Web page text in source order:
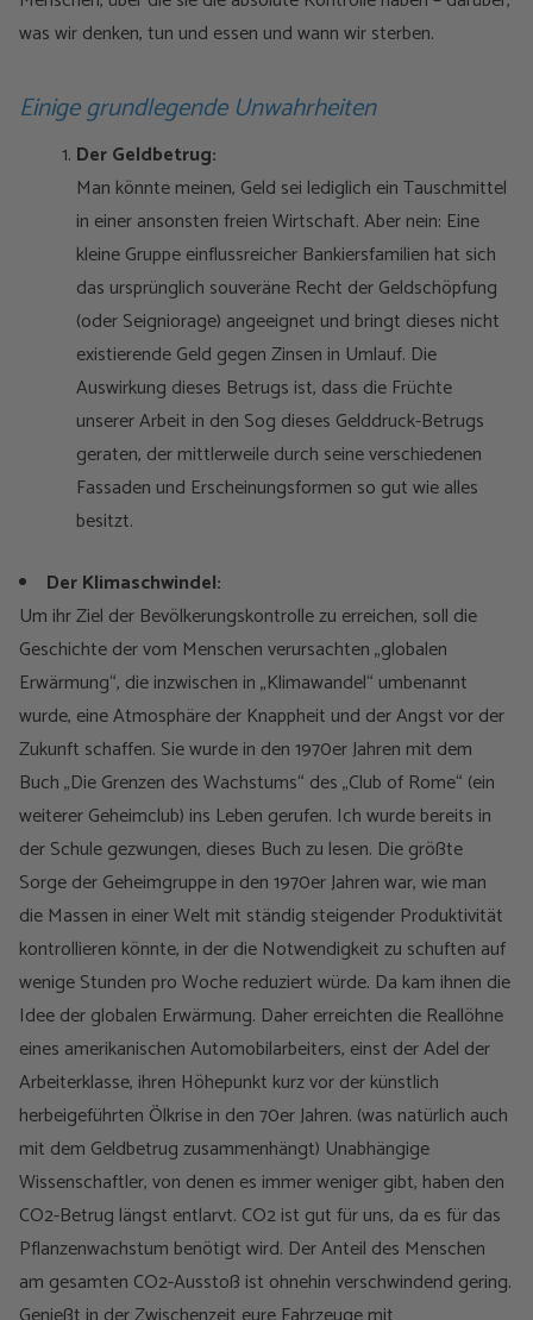
was wir denken, tun und essen und wann wir sterben.
Einige grundlegende Unwahrheiten
Der Geldbetrug:
Man könnte meinen, Geld sei lediglich ein Tauschmittel
in einer ansonsten freien Wirtschaft. Aber nein: Eine
kleine Gruppe einflussreicher Bankiersfamilien hat sich
das ursprünglich souveräne Recht der Geldschöpfung
(oder Seigniorage) angeeignet und bringt dieses nicht
existierende Geld gegen Zinsen in Umlauf. Die
Auswirkung dieses Betrugs ist, dass die Früchte
unserer Arbeit in den Sog dieses Gelddruck-Betrugs
geraten, der mittlerweile durch seine verschiedenen
Fassaden und Erscheinungsformen so gut wie alles
besitzt.
Der Klimaschwindel:
Um ihr Ziel der Bevölkerungskontrolle zu erreichen, soll die
Geschichte der vom Menschen verursachten „globalen
Erwärmung“, die inzwischen in „Klimawandel“ umbenannt
wurde, eine Atmosphäre der Knappheit und der Angst vor der
Zukunft schaffen. Sie wurde in den 1970er Jahren mit dem
Buch „Die Grenzen des Wachstums“ des „Club of Rome“ (ein
weiterer Geheimclub) ins Leben gerufen. Ich wurde bereits in
der Schule gezwungen, dieses Buch zu lesen. Die größte
Sorge der Geheimgruppe in den 1970er Jahren war, wie man
die Massen in einer Welt mit ständig steigender Produktivität
kontrollieren könnte, in der die Notwendigkeit zu schuften auf
wenige Stunden pro Woche reduziert würde. Da kam ihnen die
Idee der globalen Erwärmung. Daher erreichten die Reallöhne
eines amerikanischen Automobilarbeiters, einst der Adel der
Arbeiterklasse, ihren Höhepunkt kurz vor der künstlich
herbeigeführten Ölkrise in den 70er Jahren. (was natürlich auch
mit dem Geldbetrug zusammenhängt) Unabhängige
Wissenschaftler, von denen es immer weniger gibt, haben den
CO2-Betrug längst entlarvt. CO2 ist gut für uns, da es für das
Pflanzenwachstum benötigt wird. Der Anteil des Menschen
am gesamten CO2-Ausstoß ist ohnehin verschwindend gering.